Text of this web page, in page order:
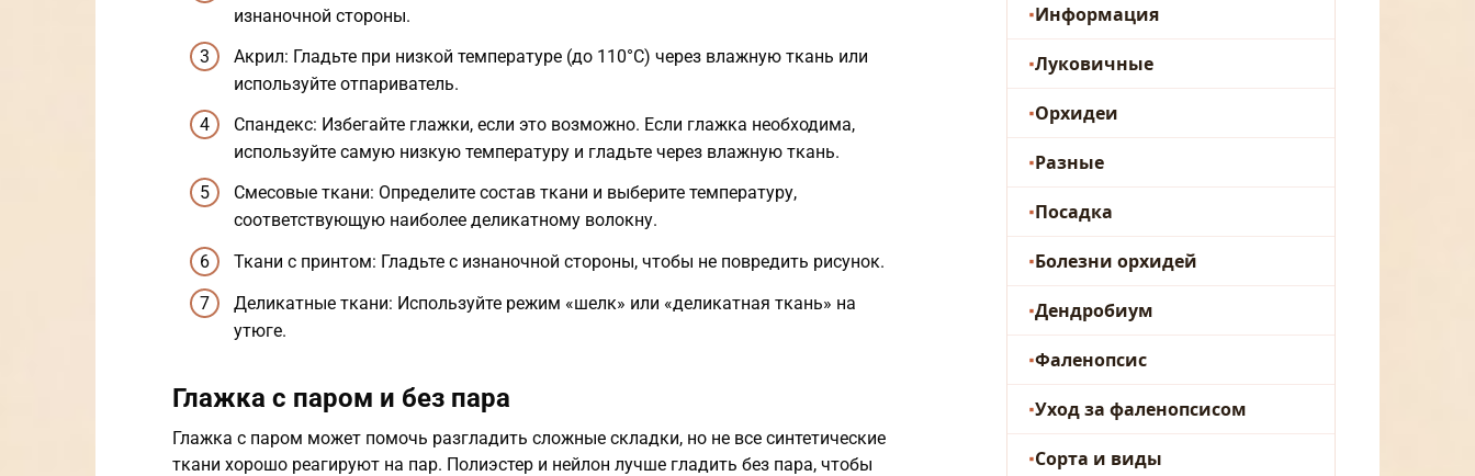
изнаночной стороны.
Акрил: Гладьте при низкой температуре (до 110°C) через влажную ткань или
используйте отпариватель.
Спандекс: Избегайте глажки, если это возможно. Если глажка необходима,
используйте самую низкую температуру и гладьте через влажную ткань.
Смесовые ткани: Определите состав ткани и выберите температуру,
соответствующую наиболее деликатному волокну.
Ткани с принтом: Гладьте с изнаночной стороны, чтобы не повредить рисунок.
Деликатные ткани: Используйте режим «шелк» или «деликатная ткань» на
утюге.
Глажка с паром и без пара
Глажка с паром может помочь разгладить сложные складки, но не все синтетические
ткани хорошо реагируют на пар. Полиэстер и нейлон лучше гладить без пара, чтобы
Информация
Луковичные
Орхидеи
Разные
Посадка
Болезни орхидей
Дендробиум
Фаленопсис
Уход за фаленопсисом
Сорта и виды